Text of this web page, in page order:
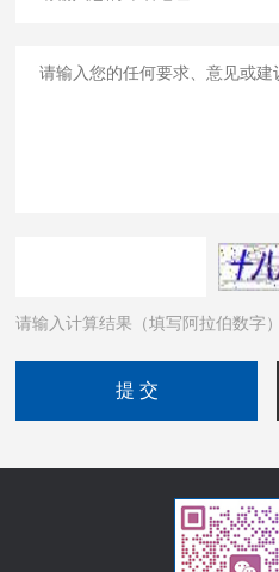
请输入计算结果（填写阿拉伯数字